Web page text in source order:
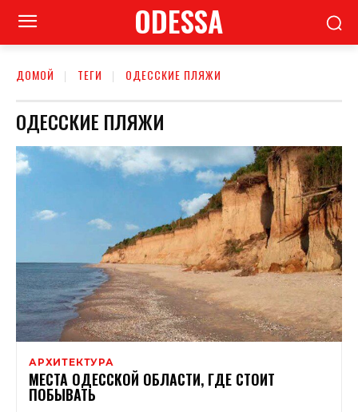
ODESSA
ДОМОЙ ТЕГИ ОДЕССКИЕ ПЛЯЖИ
ОДЕССКИЕ ПЛЯЖИ
АРХИТЕКТУРА
МЕСТА ОДЕССКОЙ ОБЛАСТИ, ГДЕ СТОИТ
ПОБЫВАТЬ